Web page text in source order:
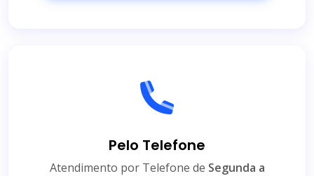
Pelo Telefone
Atendimento por Telefone de Segunda a